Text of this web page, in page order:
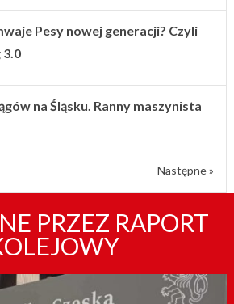
Pesy nowej generacji? Czyli
3.0
na Śląsku. Ranny maszynista
Następne »
PRZEZ RAPORT